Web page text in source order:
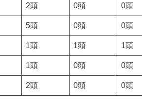
2頭 0頭 0頭
5頭 0頭 0頭
1頭 1頭 1頭
1頭 0頭 0頭
2頭 0頭 0頭